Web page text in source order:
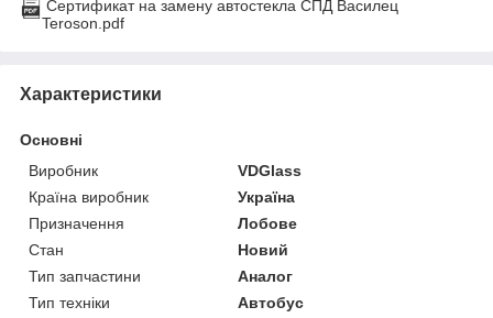
Сертификат на замену автостекла СПД Василец
Teroson.pdf
Характеристики
Основні
Виробник
VDGlass
Країна виробник
Україна
Призначення
Лобове
Стан
Новий
Тип запчастини
Аналог
Тип техніки
Автобус